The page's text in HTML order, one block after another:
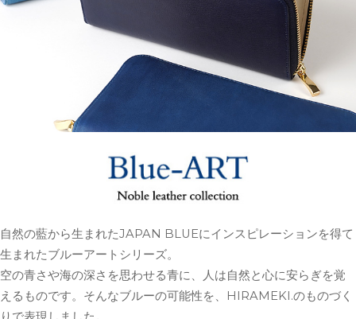
自然の藍から生まれたJAPAN BLUEにインスピレーションを得て
生まれたブルーアートシリーズ。
空の青さや海の深さを思わせる青に、人は自然と心に安らぎを覚
えるものです。そんなブルーの可能性を、HIRAMEKI.のものづく